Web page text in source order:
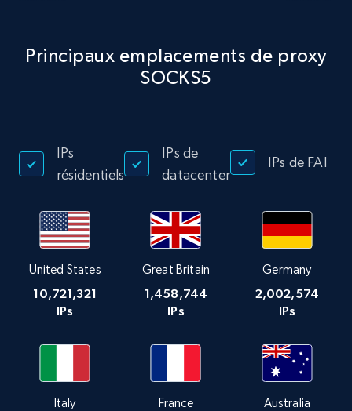
Principaux emplacements de proxy
SOCKS5
IPs
résidentiels
IPs de
datacenter
IPs de FAI
United States
10,721,321
IPs
Great Britain
1,458,744
IPs
Germany
2,002,574
IPs
Italy France Australia